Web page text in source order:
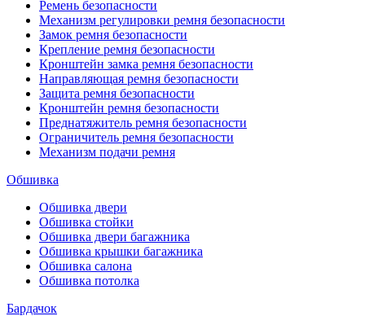
Ремень безопасности
Механизм регулировки ремня безопасности
Замок ремня безопасности
Крепление ремня безопасности
Кронштейн замка ремня безопасности
Направляющая ремня безопасности
Защита ремня безопасности
Кронштейн ремня безопасности
Преднатяжитель ремня безопасности
Ограничитель ремня безопасности
Механизм подачи ремня
Обшивка
Обшивка двери
Обшивка стойки
Обшивка двери багажника
Обшивка крышки багажника
Обшивка салона
Обшивка потолка
Бардачок